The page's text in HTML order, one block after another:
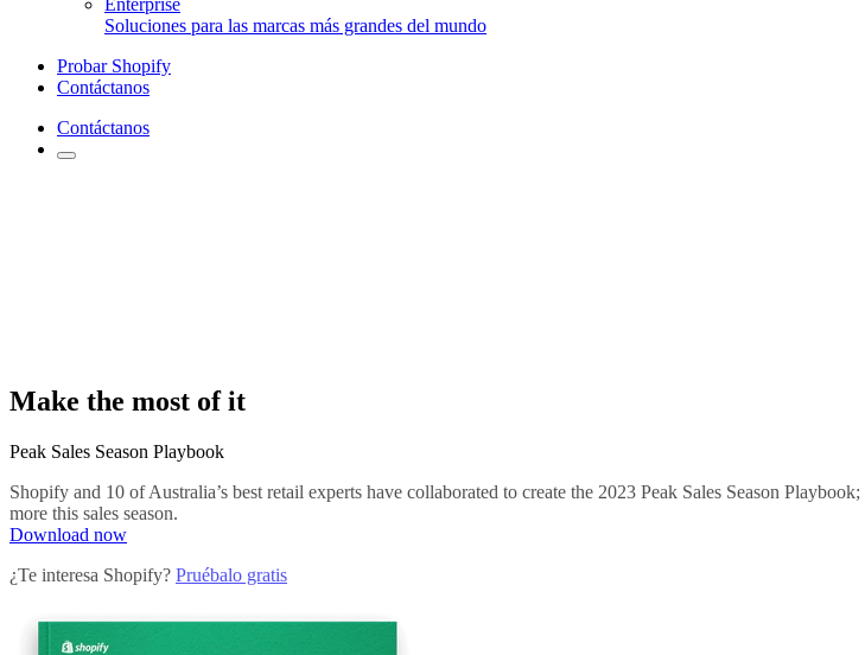
Enterprise
Soluciones para las marcas más grandes del mundo
Probar Shopify
Contáctanos
Contáctanos
Make the most of it
Peak Sales Season Playbook
Shopify and 10 of Australia’s best retail experts have collaborated to create the 2023 Peak Sales Season
more this sales season.
Download now
¿Te interesa Shopify? Pruébalo gratis